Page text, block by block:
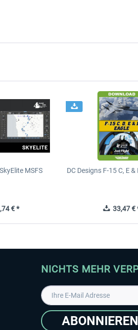
MSFS
€ *
DC Designs F-15 C, E &
33,47 €
NICHTS MEHR
ABONNIEREN